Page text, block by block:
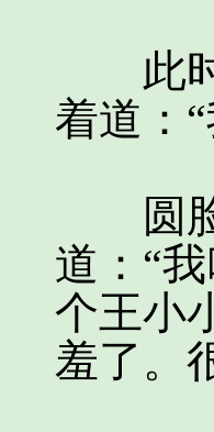
此时
着道：
圆脸
道：“
个王小
羞了。